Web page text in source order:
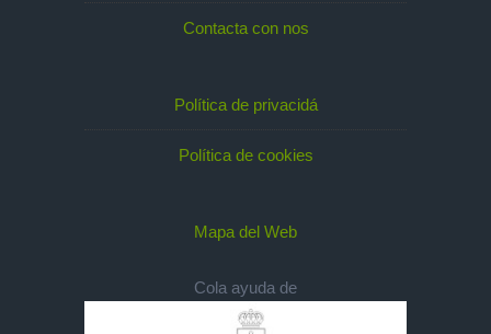
Contacta con nos
Política de privacidá
Política de cookies
Mapa del Web
Cola ayuda de